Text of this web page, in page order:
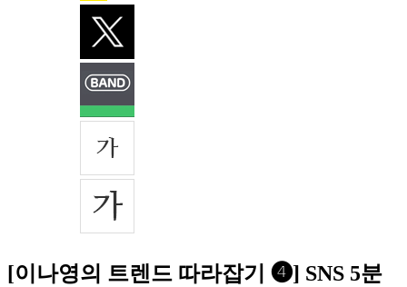
[이나영의 트렌드 따라잡기 ❹] SNS 5분